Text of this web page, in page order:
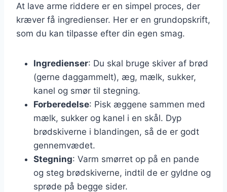
At lave arme riddere er en simpel proces, der
kræver få ingredienser. Her er en grundopskrift,
som du kan tilpasse efter din egen smag.
Ingredienser: Du skal bruge skiver af brød
(gerne daggammelt), æg, mælk, sukker,
kanel og smør til stegning.
Forberedelse: Pisk æggene sammen med
mælk, sukker og kanel i en skål. Dyp
brødskiverne i blandingen, så de er godt
gennemvædet.
Stegning: Varm smørret op på en pande
og steg brødskiverne, indtil de er gyldne og
sprøde på begge sider.